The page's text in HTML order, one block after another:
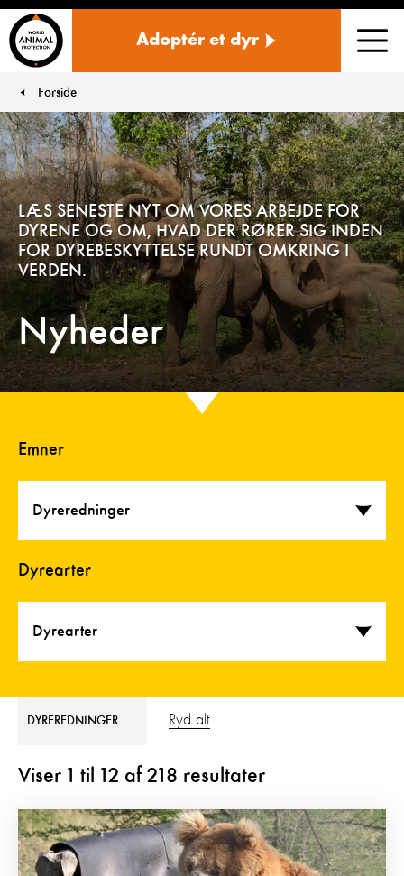
Adoptér et dyr
Forside
Nyheder
LÆS SENESTE NYT OM VORES ARBEJDE FOR
DYRENE OG OM, HVAD DER RØRER SIG INDEN
FOR DYREBESKYTTELSE RUNDT OMKRING I
VERDEN.
Emner
Dyreredninger
Dyrearter
Dyrearter
DYREREDNINGER Ryd alt
Viser 1 til 12 af 218 resultater